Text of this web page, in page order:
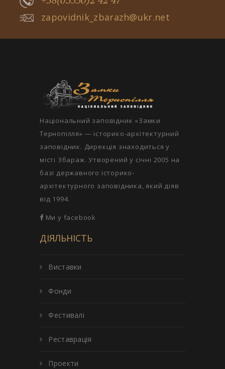
zapovidnik_zbarazh@ukr.net
Національний заповідник «Замки
Тернопілля» — історико-архітектурний
заповідник. Дирекція знаходиться у
місті Збараж. Утворений у січні 2005 на
базі державного історико-
архітектурного заповідника, який діяв
від 1994.
Ми у facebook
ДІЯЛЬНІСТЬ
Виставки
Фонди
Фестивалі
Реставрація
Проекти